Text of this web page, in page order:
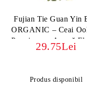
Fujian Tie Guan Yin
ORGANIC – Ceai
Premium cu Aromă
și Dulceață
29.75Lei
Produs disponibil